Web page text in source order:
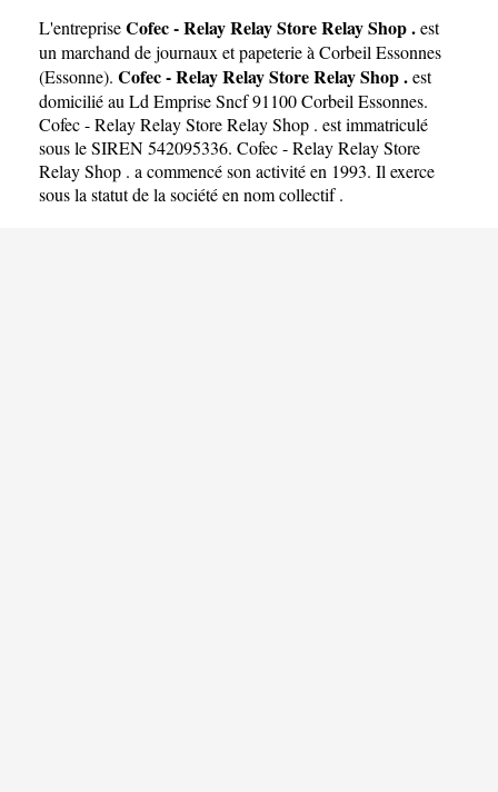
RELAY SHOP .
L'entrepriseCofec - Relay Relay Store Relay Shop .est
un marchand de journaux et papeterie à Corbeil Essonnes
(Essonne). Cofec - Relay Relay Store Relay Shop .est
domicilié au Ld Emprise Sncf 91100 Corbeil Essonnes.
Cofec - Relay Relay Store Relay Shop . est immatriculé
sous le SIREN 542095336. Cofec - Relay Relay Store
Relay Shop . a commencé son activité en 1993. Il exerce
sous la statut de la société en nom collectif .